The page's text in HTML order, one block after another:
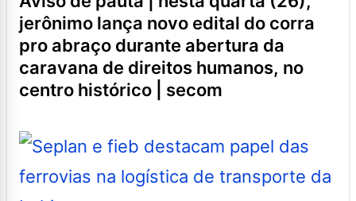
jerônimo lança novo edital do corra
pro abraço durante abertura da
caravana de direitos humanos, no
centro histórico | secom